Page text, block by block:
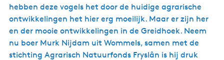
hebben deze vogels het door de huidige agrarische
ontwikkelingen het hier erg moeilijk. Maar er zijn her
en der mooie ontwikkelingen in de Greidhoek. Neem
nu boer Murk Nijdam uit Wommels, samen met de
stichting Agrarisch Natuurfonds Fryslân is hij druk